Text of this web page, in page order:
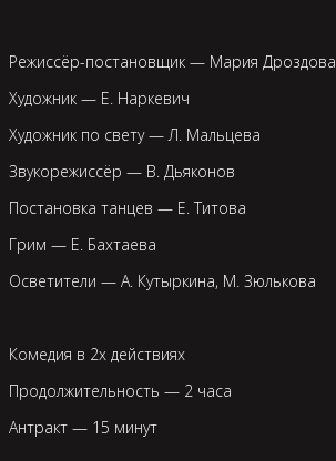
Режиссёр-постановщик — Мария Дроздова
Художник — Е. Наркевич
Художник по свету — Л. Мальцева
Звукорежиссёр — В. Дьяконов
Постановка танцев — Е. Титова
Грим — Е. Бахтаева
Осветители — А. Кутыркина, М. Зюлькова
Комедия в 2х действиях
Продолжительность — 2 часа
Антракт — 15 минут